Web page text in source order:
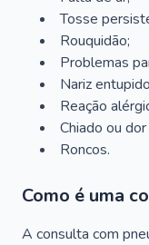
Tosse
Rouquidão;
Problemas
Nariz
Reação
Chiado ou
Roncos.
Como é uma
A consulta com